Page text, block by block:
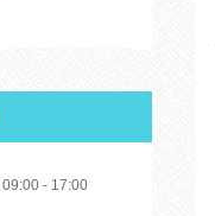
09:00 17:00